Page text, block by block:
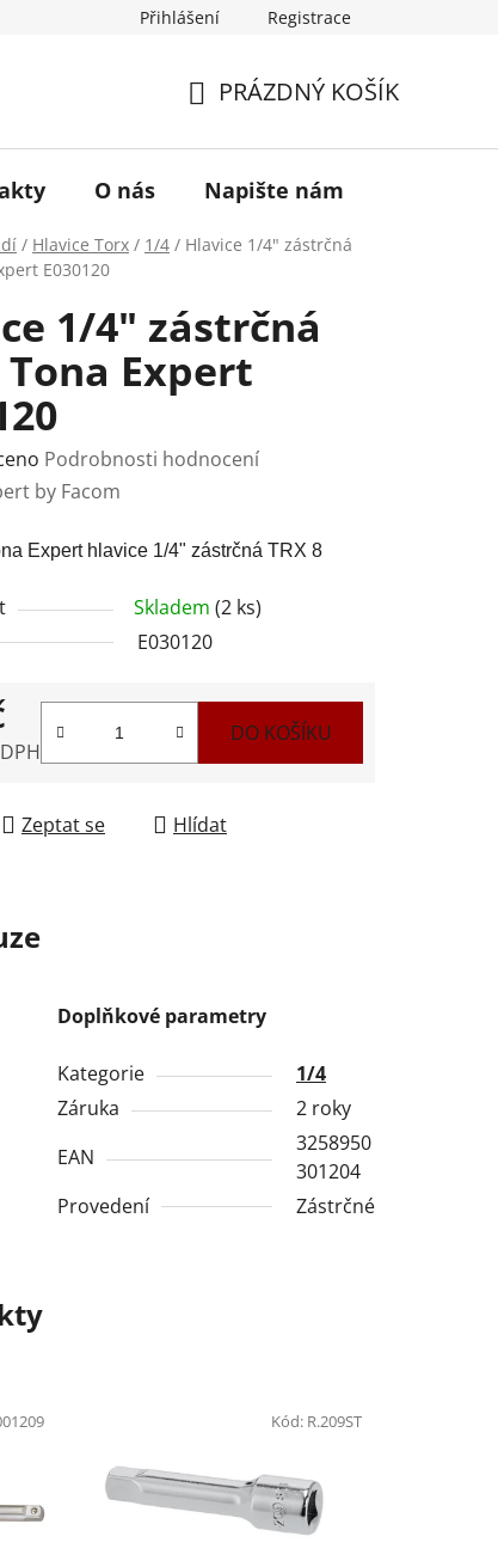
Historie značky TONA
Přihlášení Registrace
KOŠÍK
PRÁZDNÝ KOŠÍK
O nás Napište nám
/ Hlavice Torx / 1/4 / Hlavice 1/4" zástrčná
E030120
1/4" zástrčná
Tona Expert
Podrobnosti hodnocení
by Facom
Expert hlavice 1/4" zástrčná TRX 8
Skladem (2 ks)
E030120
DO KOŠÍKU
Zeptat se
Hlídat
Doplňkové parametry
Kategorie
1/4
Záruka
2 roky
EAN
3258950
301204
Provedení
Zástrčné
Kód: R.209ST